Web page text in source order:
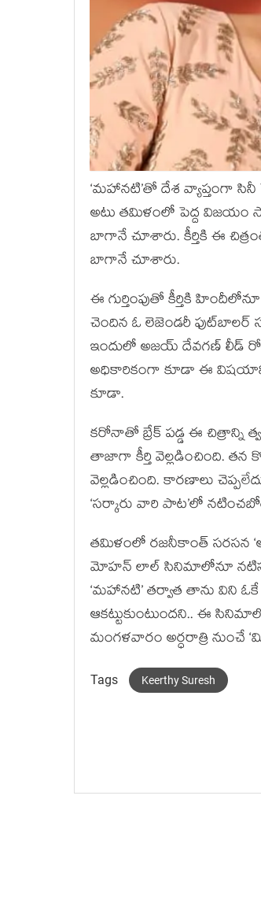
‘మహానటి’తో దేశ వ్యాప్తంగా సినీ
అటు తమిళంలో పెద్ద విజయం
బాగానే చూశారు. కీర్తికి ఈ
బాగానే చూశారు.
ఈ గుర్తింపుతో కీర్తికి
చెందిన ఓ లెజెండరీ ఫుట్‌బాలర్
ఇందులో అజయ్ దేవగణ్ లీడ్ రోల్
అధికారికంగా కూడా ఈ విషయాన్ని
కూడా.
కరోనాతో బ్రేక్ పడ్డ ఈ చిత్రాన్ని
తాజాగా కీర్తి వెల్లడించింది.
వెల్లడించింది. కారణాలు
‘సర్కారు వారి పాట’లో
తమిళంలో రజనీకాంత్ సరసన
మోహన్ లాల్ సినిమాలోనూ
‘మహానటి’ తర్వాత తాను విని
ఆకట్టుకుంటుందని.. ఈ
మంగళవారం అర్ధరాత్రి నుంచే
Tags Keerthy Suresh